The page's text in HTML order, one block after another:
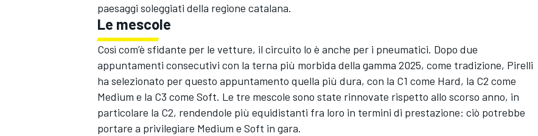
paesaggi soleggiati della regione catalana.
Le mescole
Così com’è sfidante per le vetture, il circuito lo è anche per i pneumatici. Dopo due
appuntamenti consecutivi con la terna più morbida della gamma 2025, come tradizione, Pirelli
ha selezionato per questo appuntamento quella più dura, con la C1 come Hard, la C2 come
Medium e la C3 come Soft. Le tre mescole sono state rinnovate rispetto allo scorso anno, in
particolare la C2, rendendole più equidistanti fra loro in termini di prestazione: ciò potrebbe
portare a privilegiare Medium e Soft in gara.